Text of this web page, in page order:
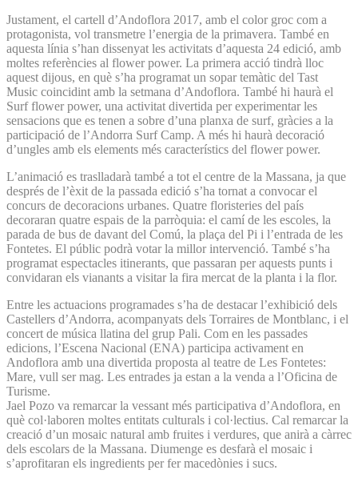
Justament, el cartell d’Andoflora 2017, amb el color groc com a
protagonista, vol transmetre l’energia de la primavera. També en
aquesta línia s’han dissenyat les activitats d’aquesta 24 edició, amb
moltes referències al flower power. La primera acció tindrà lloc
aquest dijous, en què s’ha programat un sopar temàtic del Tast
Music coincidint amb la setmana d’Andoflora. També hi haurà el
Surf flower power, una activitat divertida per experimentar les
sensacions que es tenen a sobre d’una planxa de surf, gràcies a la
participació de l’Andorra Surf Camp. A més hi haurà decoració
d’ungles amb els elements més característics del flower power.
L’animació es traslladarà també a tot el centre de la Massana, ja que
després de l’èxit de la passada edició s’ha tornat a convocar el
concurs de decoracions urbanes. Quatre floristeries del país
decoraran quatre espais de la parròquia: el camí de les escoles, la
parada de bus de davant del Comú, la plaça del Pi i l’entrada de les
Fontetes. El públic podrà votar la millor intervenció. També s’ha
programat espectacles itinerants, que passaran per aquests punts i
convidaran els vianants a visitar la fira mercat de la planta i la flor.
Entre les actuacions programades s’ha de destacar l’exhibició dels
Castellers d’Andorra, acompanyats dels Torraires de Montblanc, i el
concert de música llatina del grup Pali. Com en les passades
edicions, l’Escena Nacional (ENA) participa activament en
Andoflora amb una divertida proposta al teatre de Les Fontetes:
Mare, vull ser mag. Les entrades ja estan a la venda a l’Oficina de
Turisme.
Jael Pozo va remarcar la vessant més participativa d’Andoflora, en
què col·laboren moltes entitats culturals i col·lectius. Cal remarcar la
creació d’un mosaic natural amb fruites i verdures, que anirà a càrrec
dels escolars de la Massana. Diumenge es desfarà el mosaic i
s’aprofitaran els ingredients per fer macedònies i sucs.